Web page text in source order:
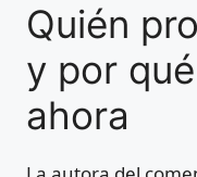
Quién
y por
ahora